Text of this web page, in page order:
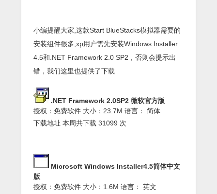
小编提醒大家,这款Start BlueStacks模拟器需要的
安装组件很多,xp用户需先安装Windows Installer
4.5和.NET Framework 2.0 SP2，否则会提示出
错，我们这里也提供了下载
.NET Framework 2.0SP2 微软官方版
授权：免费软件 大小：23.7M 语言： 简体
下载地址 本周共下载 31099 次
Microsoft Windows Installer4.5简体中文
版
授权：免费软件 大小：1.6M 语言： 英文